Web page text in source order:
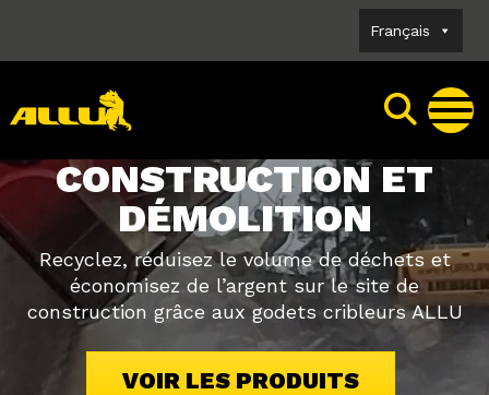
content
Français
CONSTRUCTION ET
DÉMOLITION
Recyclez, réduisez le volume de déchets et
économisez de l’argent sur le site de
construction grâce aux godets cribleurs ALLU
VOIR LES PRODUITS